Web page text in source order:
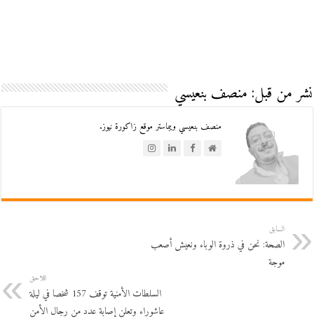
نشر من قبل: منصف بنعيسي
منصف بنعيسي ويبماستر موقع زاكورة نيوز.
السابق
الصحة: نحن في ذروة الوباء ونعيش أصعب
موجة
اللاحق
السلطات الأمنية توقف 157 شخصا في ليلة
عاشوراء وتعلن إصابة عدد من رجال الأمن